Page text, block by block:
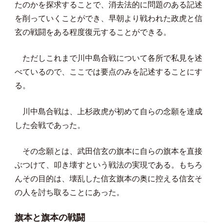
たのかを探求することで、消去法的に問題のある記述
を削っていくことができ、早朝より戦われた政虎と信
玄の戦闘をある程度復元することができ る。
ただしこれまで川中島合戦について各所で私見を述
べているので、ここでは要点のみを記述することにす
る。
川中島合戦は、上杉政虎が初めて自らの念願を達成
した会戦であった。
その念願とは、武田信玄の旗本に自らの旗本を直接
ぶつけて、叩き壊すという戦法の実現である。もちろ
んその目的は、壊乱した信玄旗本の奥に控える信玄そ
の人を討ち取ることにあった。
旗本と旗本の戦闘